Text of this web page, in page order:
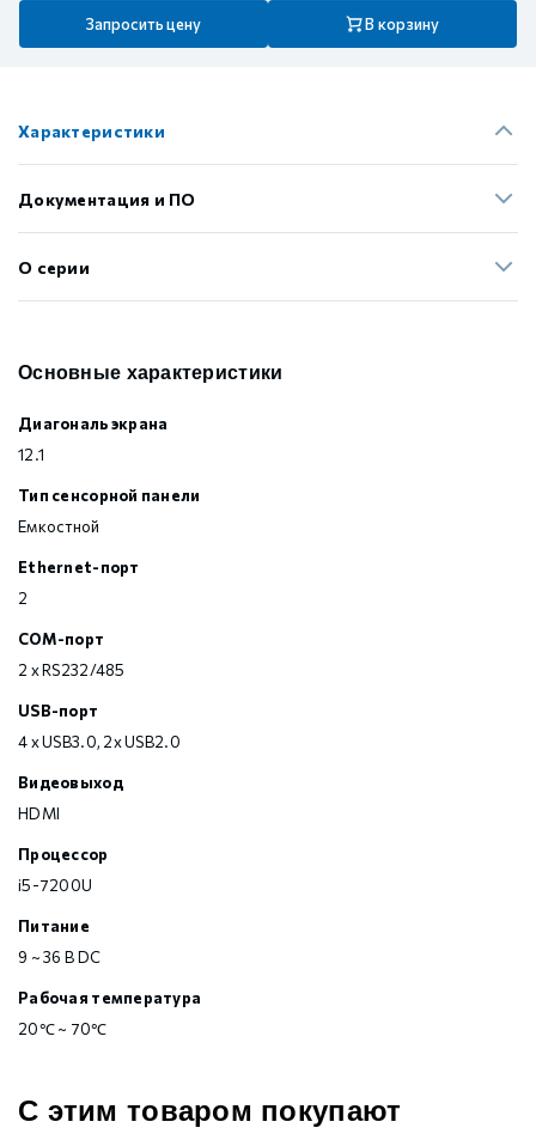
Запросить цену В корзину
Характеристики
Документация и ПО
О серии
Основные характеристики
Диагональ экрана
12.1
Тип сенсорной панели
Емкостной
Ethernet-порт
2
COM-порт
2 x RS232/485
USB-порт
4 x USB3.0, 2x USB2.0
Видеовыход
HDMI
Процессор
i5-7200U
Питание
9 ~ 36 В DC
Рабочая температура
20℃ ~ 70℃
С этим товаром покупают